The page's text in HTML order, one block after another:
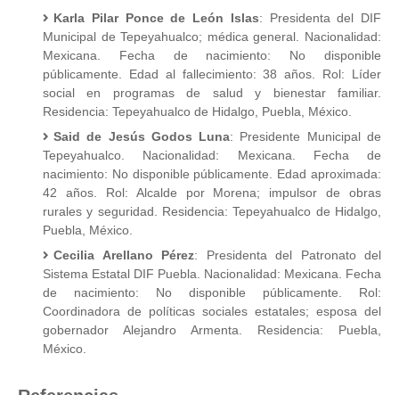
Karla Pilar Ponce de León Islas: Presidenta del DIF
Municipal de Tepeyahualco; médica general. Nacionalidad:
Mexicana. Fecha de nacimiento: No disponible
públicamente. Edad al fallecimiento: 38 años. Rol: Líder
social en programas de salud y bienestar familiar.
Residencia: Tepeyahualco de Hidalgo, Puebla, México.
Said de Jesús Godos Luna: Presidente Municipal de
Tepeyahualco. Nacionalidad: Mexicana. Fecha de
nacimiento: No disponible públicamente. Edad aproximada:
42 años. Rol: Alcalde por Morena; impulsor de obras
rurales y seguridad. Residencia: Tepeyahualco de Hidalgo,
Puebla, México.
Cecilia Arellano Pérez: Presidenta del Patronato del
Sistema Estatal DIF Puebla. Nacionalidad: Mexicana. Fecha
de nacimiento: No disponible públicamente. Rol:
Coordinadora de políticas sociales estatales; esposa del
gobernador Alejandro Armenta. Residencia: Puebla,
México.